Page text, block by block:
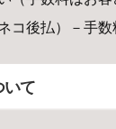
コ後払）－手数
いて